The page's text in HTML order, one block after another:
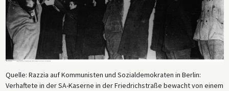
Quelle: Razzia auf Kommunisten und Sozialdemokraten in Berlin:
Verhaftete in der SA-Kaserne in der Friedrichstraße bewacht von einem